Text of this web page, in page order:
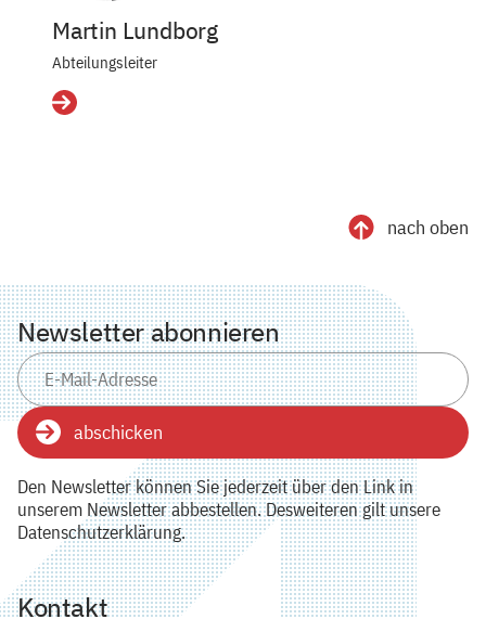
Martin Lundborg
Abteilungsleiter
Details
nach oben
Newsletter abonnieren
abschicken
Den Newsletter können Sie jederzeit über den Link in
unserem Newsletter abbestellen. Desweiteren gilt unsere
Datenschutzerklärung.
Kontakt